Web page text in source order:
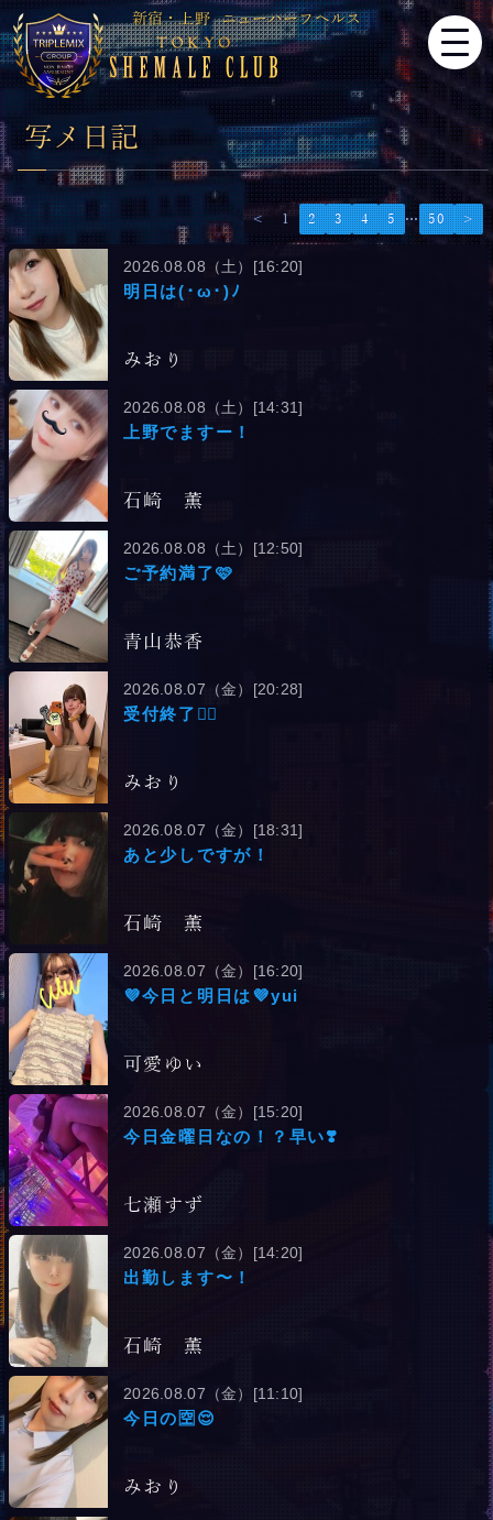
新宿・上野ニューハーフヘルス
写メ日記
< 1 2 3 4 5 … 50 >
2026.08.08（土）[16:20]
明日は(･ω･)ﾉ
みおり
2026.08.08（土）[14:31]
上野でますー！
石崎 薫
2026.08.08（土）[12:50]
ご予約満了🩷
青山恭香
2026.08.07（金）[20:28]
受付終了💁‍♀️
みおり
2026.08.07（金）[18:31]
あと少しですが！
石崎 薫
2026.08.07（金）[16:20]
💜今日と明日は💜yui
可愛ゆい
2026.08.07（金）[15:20]
今日金曜日なの！？早い❣️
七瀬すず
2026.08.07（金）[14:20]
出勤します〜！
石崎 薫
2026.08.07（金）[11:10]
今日の🈳😌
みおり